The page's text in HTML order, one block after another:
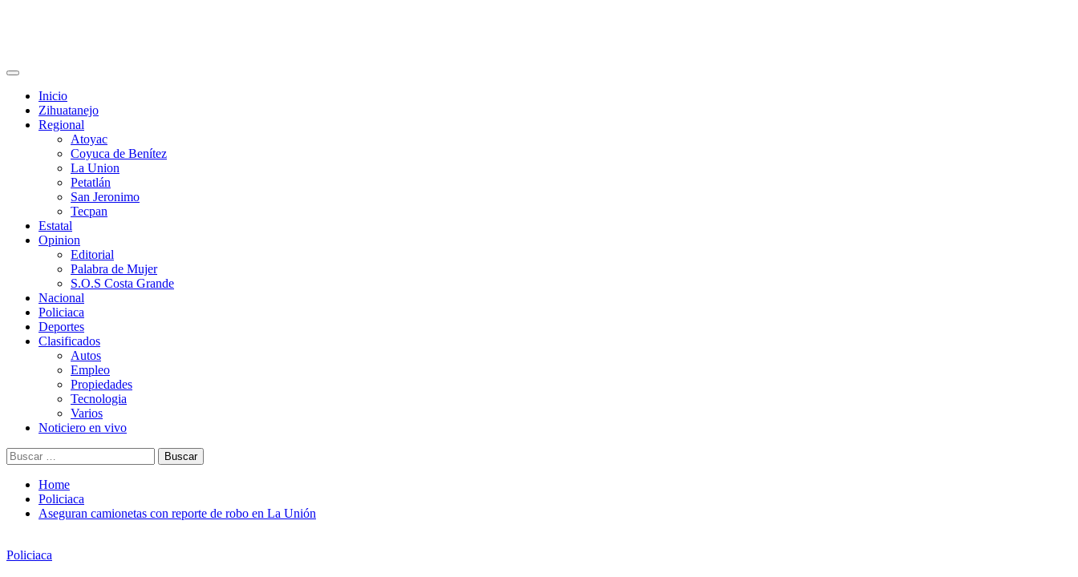
Primary
Inicio
Zihuatanejo
Regional
Atoyac
Coyuca de Benítez
La Union
Petatlán
San Jeronimo
Tecpan
Estatal
Opinion
Editorial
Palabra de Mujer
S.O.S Costa Grande
Nacional
Policiaca
Deportes
Clasificados
Autos
Empleo
Propiedades
Tecnologia
Varios
Noticiero en vivo
Buscar:
Home
Policiaca
Aseguran camionetas con reporte de robo en La Unión
Policiaca